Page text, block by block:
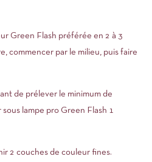
Green Flash préférée en 2 à 3
commencer par le milieu, puis faire
de prélever le minimum de
lampe pro Green Flash 1
2 couches de couleur fines.